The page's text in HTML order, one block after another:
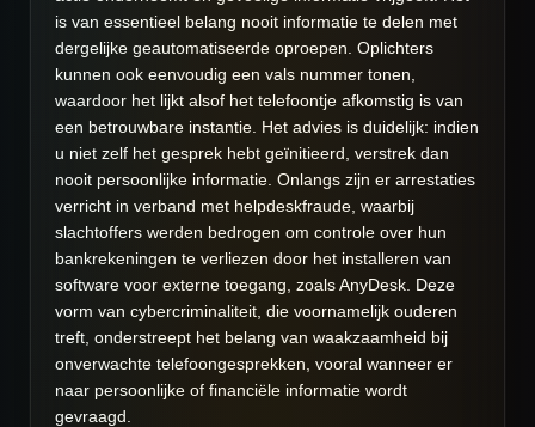
is van essentieel belang nooit informatie te delen met
dergelijke geautomatiseerde oproepen. Oplichters
kunnen ook eenvoudig een vals nummer tonen,
waardoor het lijkt alsof het telefoontje afkomstig is van
een betrouwbare instantie. Het advies is duidelijk: indien
u niet zelf het gesprek hebt geïnitieerd, verstrek dan
nooit persoonlijke informatie. Onlangs zijn er arrestaties
verricht in verband met helpdeskfraude, waarbij
slachtoffers werden bedrogen om controle over hun
bankrekeningen te verliezen door het installeren van
software voor externe toegang, zoals AnyDesk. Deze
vorm van cybercriminaliteit, die voornamelijk ouderen
treft, onderstreept het belang van waakzaamheid bij
onverwachte telefoongesprekken, vooral wanneer er
naar persoonlijke of financiële informatie wordt
gevraagd.